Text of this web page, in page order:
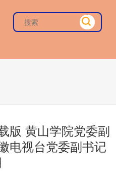
版 黄山学院党委副
电视台党委副书记